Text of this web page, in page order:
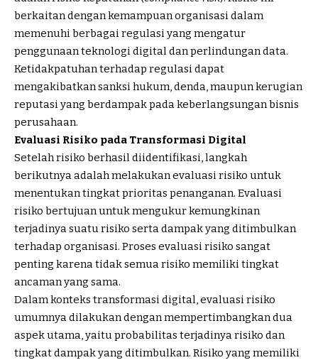
berkaitan dengan kemampuan organisasi dalam
memenuhi berbagai regulasi yang mengatur
penggunaan teknologi digital dan perlindungan data.
Ketidakpatuhan terhadap regulasi dapat
mengakibatkan sanksi hukum, denda, maupun kerugian
reputasi yang berdampak pada keberlangsungan bisnis
perusahaan.
Evaluasi Risiko pada Transformasi Digital
Setelah risiko berhasil diidentifikasi, langkah
berikutnya adalah melakukan evaluasi risiko untuk
menentukan tingkat prioritas penanganan. Evaluasi
risiko bertujuan untuk mengukur kemungkinan
terjadinya suatu risiko serta dampak yang ditimbulkan
terhadap organisasi. Proses evaluasi risiko sangat
penting karena tidak semua risiko memiliki tingkat
ancaman yang sama.
Dalam konteks transformasi digital, evaluasi risiko
umumnya dilakukan dengan mempertimbangkan dua
aspek utama, yaitu probabilitas terjadinya risiko dan
tingkat dampak yang ditimbulkan. Risiko yang memiliki